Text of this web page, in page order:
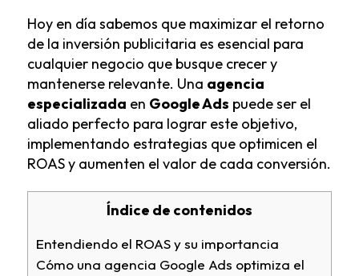
Hoy en día sabemos que maximizar el retorno
de la inversión publicitaria es esencial para
cualquier negocio que busque crecer y
mantenerse relevante. Una agencia
especializada en Google Ads puede ser el
aliado perfecto para lograr este objetivo,
implementando estrategias que optimicen el
ROAS y aumenten el valor de cada conversión.
Índice de contenidos
Entendiendo el ROAS y su importancia
Cómo una agencia Google Ads optimiza el